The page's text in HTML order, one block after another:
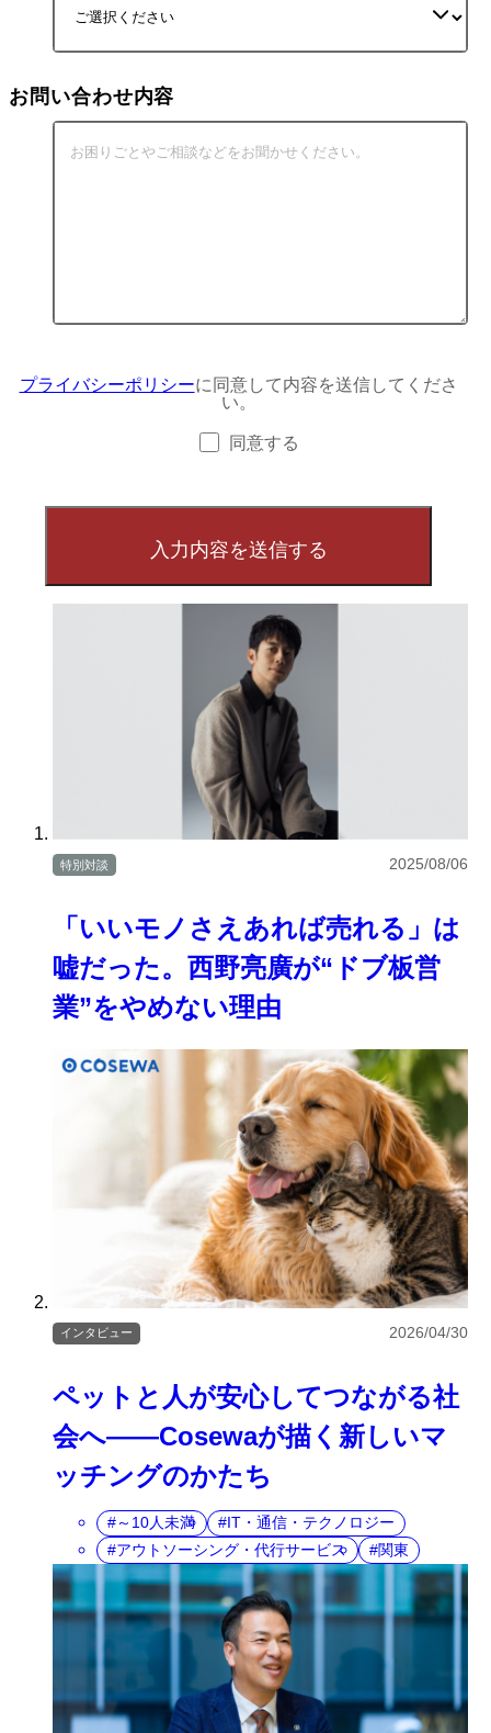
お問い合わせ内容
プライバシーポリシーに同意して内容を送信してくださ
い。
同意する
「いいモノさえあれば売れる」は
嘘だった。西野亮廣が“ドブ板営
業”をやめない理由
特別対談 2025/08/06
ペットと人が安心してつながる社
会へ――Cosewaが描く新しいマ
ッチングのかたち
インタビュー 2026/04/30
～10人未満
IT・通信・テクノロジー
アウトソーシング・代行サービス
関東